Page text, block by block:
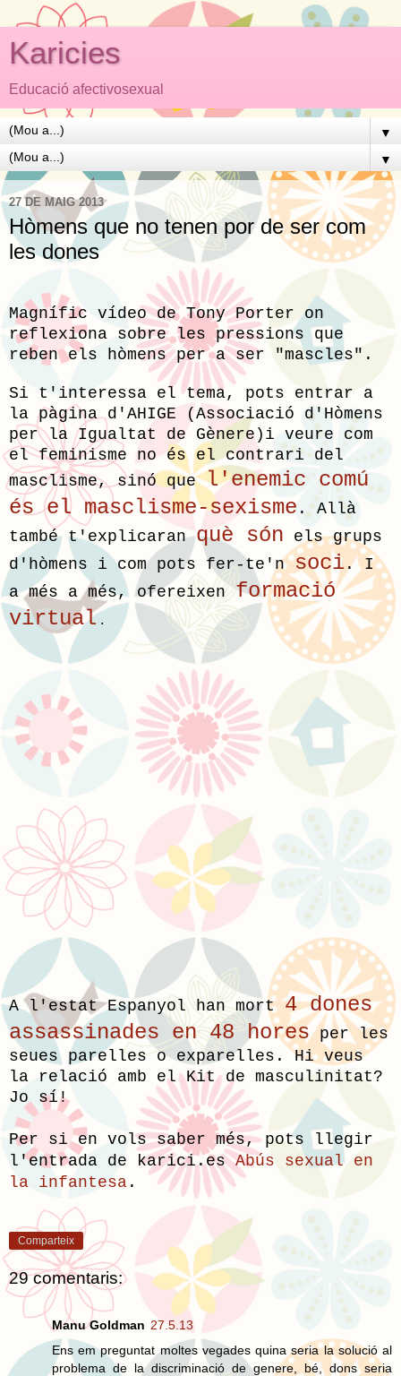
Karicies
Educació afectivosexual
▼
▼
27 DE MAIG 2013
Hòmens que no tenen por de ser com
les dones
Magnífic vídeo de Tony Porter on
reflexiona sobre les pressions que
reben els hòmens per a ser "mascles".
Si t'interessa el tema, pots entrar a
la pàgina d'AHIGE (Associació d'Hòmens
per la Igualtat de Gènere)i veure com
el feminisme no és el contrari del
masclisme, sinó quel'enemic comú
és el masclisme-sexisme .
Allà
també t'explicaranquè són els grups
d'hòmens i com pots fer-te'nsoci . I
a més a més, ofereixenformació
virtual .
A l'estat Espanyol han mort4 dones
assassinades en 48 horesper les
seues parelles o exparelles. Hi veus
la relació amb el Kit de masculinitat?
Jo sí!
Per si en vols saber més, pots llegir
l'entrada de karici.esAbús sexual en
la infantesa .
Comparteix
29 comentaris:
Manu Goldman 27.5.13
Ens em preguntat moltes vegades quina seria la solució al
problema de la discriminació de genere, bé, dons seria